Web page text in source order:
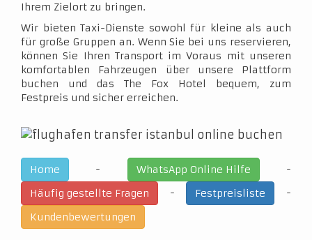
Ihrem Zielort zu bringen.
Wir bieten Taxi-Dienste sowohl für kleine als auch
für große Gruppen an. Wenn Sie bei uns reservieren,
können Sie Ihren Transport im Voraus mit unseren
komfortablen Fahrzeugen über unsere Plattform
buchen und das The Fox Hotel bequem, zum
Festpreis und sicher erreichen.
Home - WhatsApp Online Hilfe
-
Häufig gestellte Fragen
- Festpreisliste
-
Kundenbewertungen